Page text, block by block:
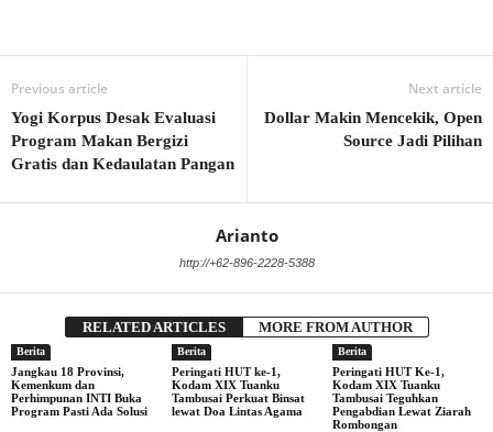
Previous article
Yogi Korpus Desak Evaluasi
Program Makan Bergizi
Gratis dan Kedaulatan Pangan
Next article
Dollar Makin Mencekik, Open
Source Jadi Pilihan
Arianto
http://+62-896-2228-5388
RELATED ARTICLES MORE FROM AUTHOR
Berita
Jangkau 18 Provinsi,
Kemenkum dan
Perhimpunan INTI Buka
Program Pasti Ada Solusi
Berita
Peringati HUT ke-1,
Kodam XIX Tuanku
Tambusai Perkuat Binsat
lewat Doa Lintas Agama
Berita
Peringati HUT Ke-1,
Kodam XIX Tuanku
Tambusai Teguhkan
Pengabdian Lewat Ziarah
Rombongan